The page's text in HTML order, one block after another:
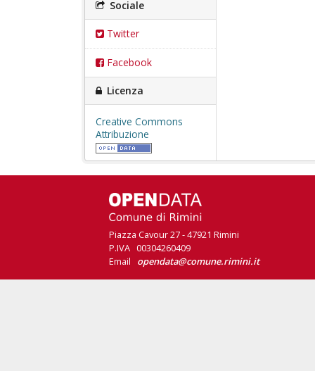
Sociale
Twitter
Facebook
Licenza
Creative Commons
Attribuzione
Piazza Cavour 27 - 47921 Rimini
P.IVA 00304260409
Email opendata@comune.rimini.it